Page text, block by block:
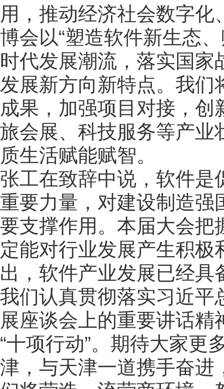
用，推动经济社会数字
博会以“塑造软件新生态
时代发展潮流，落实国
发展新方向新特点。我们
成果，加强项目对接，
旅会展、科技服务等产业
质生活赋能赋智。
张工在致辞中说，软件是
重要力量，对建设制造强
要支撑作用。本届大会把
定能对行业发展产生积
出，软件产业发展已经
我们认真贯彻落实习近平
展座谈会上的重要讲话
“十项行动”。期待大家更
津，与天津一道携手奋进